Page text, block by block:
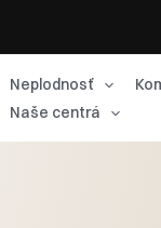
Neplodnosť
Naše centrá